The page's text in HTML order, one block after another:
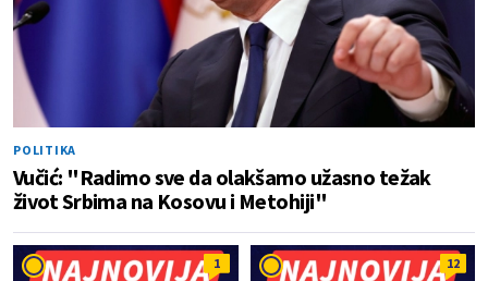
POLITIKA
Vučić: "Radimo sve da olakšamo užasno težak
život Srbima na Kosovu i Metohiji"
1 12